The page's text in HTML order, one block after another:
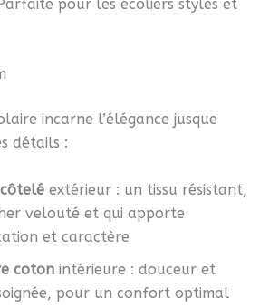
pour les écoliers stylés et
incarne l’élégance jusque
détails :
extérieur : un tissu résistant,
velouté et qui apporte
et caractère
coton intérieure : douceur et
pour un confort optimal